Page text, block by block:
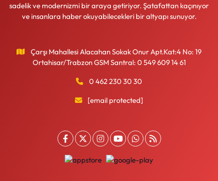
sadelik ve modernizmi bir araya getiriyor. Şatafattan kaçınıyor
ve insanlara haber okuyabilecekleri bir altyapı sunuyor.
Çarşı Mahallesi Alacahan Sokak Onur Apt.Kat:4 No: 19
Ortahisar/Trabzon GSM Santral: 0 549 609 14 61
0 462 230 30 30
[email protected]